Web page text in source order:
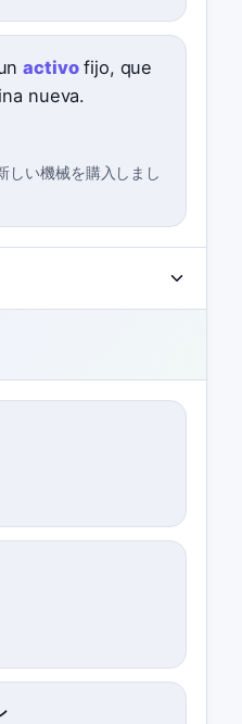
activofijo, que
nueva.
しい機械を購入しまし